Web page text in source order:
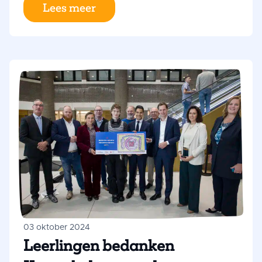
conciërge. Elke ochtend staan ze hier samen
Lees meer
03 oktober 2024
Leerlingen bedanken